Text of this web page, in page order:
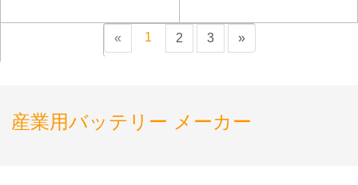
« 1 2 3 »
産業用バッテリー メーカー